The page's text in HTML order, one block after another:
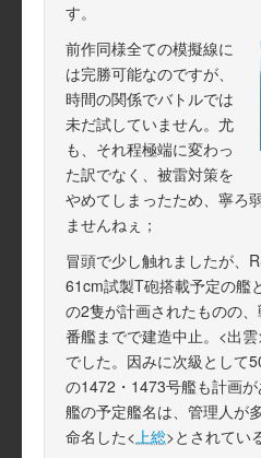
す。
前作同様全ての模擬線に
は完勝可能なのですが、
時間の関係でバトルでは
未だ試していません。尤
も、それ程極端に変わっ
た訳でなく、被雷対策を
やめてしまったため、寧ろ
ませんねぇ；
冒頭で少し触れましたが、
61cm試製T砲搭載予定の艦
の2隻が計画されたものの
番艦までで建造中止。<出
でした。因みに次級として
の1472・1473号艦も計画
艦の予定艦名は、管理人が
命名した< 上総>とされてい